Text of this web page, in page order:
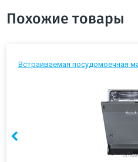
Похожие товары
Встраиваемая посудомоечная